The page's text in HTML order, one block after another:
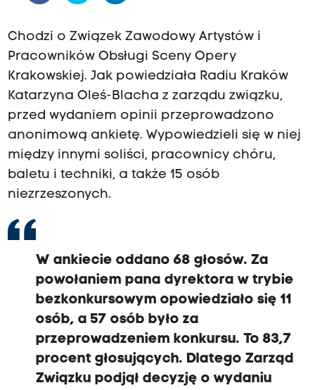
Chodzi o Związek Zawodowy Artystów i
Pracowników Obsługi Sceny Opery
Krakowskiej. Jak powiedziała Radiu Kraków
Katarzyna Oleś-Blacha z zarządu związku,
przed wydaniem opinii przeprowadzono
anonimową ankietę. Wypowiedzieli się w niej
między innymi soliści, pracownicy chóru,
baletu i techniki, a także 15 osób
niezrzeszonych.
W ankiecie oddano 68 głosów. Za
powołaniem pana dyrektora w trybie
bezkonkursowym opowiedziało się 11
osób, a 57 osób było za
przeprowadzeniem konkursu. To 83,7
procent głosujących. Dlatego Zarząd
Związku podjął decyzję o wydaniu